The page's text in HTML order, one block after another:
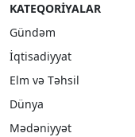
KATEQORIYALAR
Gündəm
İqtisadiyyat
Elm və Təhsil
Dünya
Mədəniyyət